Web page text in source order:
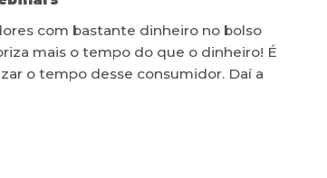
com bastante dinheiro no bolso
mais o tempo do que o dinheiro! É
o tempo desse consumidor. Daí a